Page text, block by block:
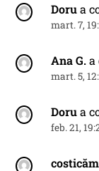
Dorua
mart. 7,
Ana G.a
mart. 5,
Dorua
feb. 21,